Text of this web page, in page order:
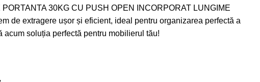
PORTANTA 30KG CU PUSH OPEN INCORPORAT LUNGIME
de extragere ușor și eficient, ideal pentru organizarea perfectă a
acum soluția perfectă pentru mobilierul tău!